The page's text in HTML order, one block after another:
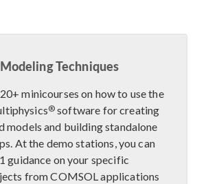
Techniques
minicourses on how to use the
® software for creating
models and building standalone
At the demo stations, you can
guidance on your specific
from COMSOL applications